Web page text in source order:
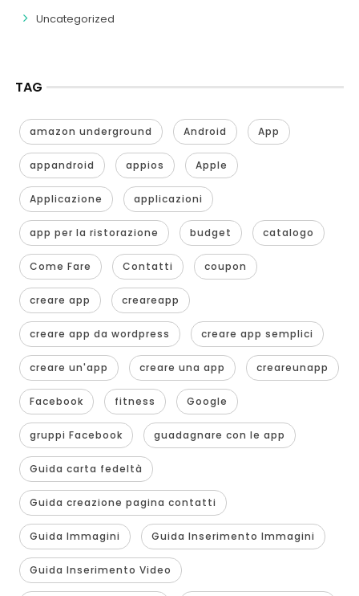
Uncategorized
TAG
amazon underground Android App
appandroid appios Apple
Applicazione applicazioni
app per la ristorazione budget catalogo
Come Fare Contatti coupon
creare app creareapp
creare app da wordpress creare app semplici
creare un'app creare una app creareunapp
Facebook fitness Google
gruppi Facebook guadagnare con le app
Guida carta fedeltà
Guida creazione pagina contatti
Guida Immagini Guida Inserimento Immagini
Guida Inserimento Video